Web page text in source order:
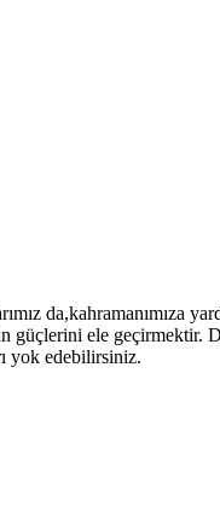
da,kahramanımıza
güçlerini ele
yok edebilirsiniz.